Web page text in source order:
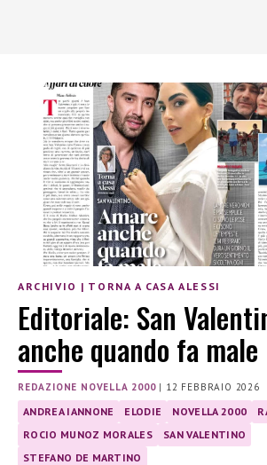
ARCHIVIO | TORNA A CASA ALESSI
Editoriale: San
anche quando fa male
REDAZIONE NOVELLA 2000| 12 FEBBRAIO 2026
ANDREA IANNONE ELODIE NOVELLA 2000
ROCIO MUNOZ MORALES
SAN VALENTINO
STEFANO DE MARTINO